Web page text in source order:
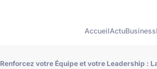
AccueilActuBusiness
Renforcez votre Équipe et votre Leadership :